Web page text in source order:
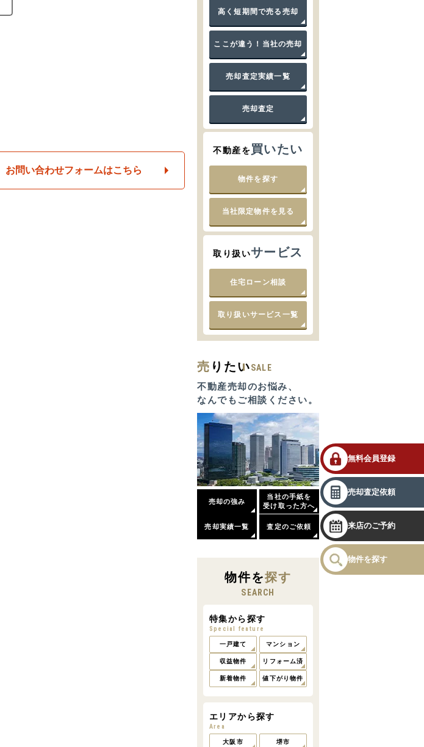
無料会員登録
売却査定依頼
来店のご予約
物件を探す
お問い合わせフォームはこちら
高く短期間で売る売却
ここが違う！当社の売却
売却査定実績一覧
売却査定
不動産を買いたい
物件を探す
当社限定物件を見る
取り扱いサービス
住宅ローン相談
取り扱いサービス一覧
売 りたいSALE
不動産売却のお悩み、
なんでもご相談ください。
売却の強み
当社の手紙を
受け取った方へ
売却実績一覧 査定のご依頼
物件を探す
SEARCH
特集から探す
Special feature
一戸建て マンション
収益物件 リフォーム済
新着物件 値下がり物件
エリアから探す
Area
大阪市 堺市